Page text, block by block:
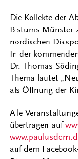
Die Kollekte der
Bistums Münster
nordischen
In der
Dr. Thomas
Thema lautet
als Öffnung der
Alle
übertragen auf
auf dem